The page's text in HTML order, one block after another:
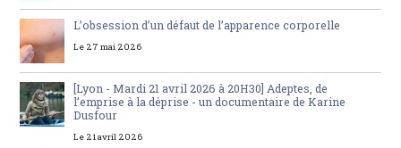
L’obsession d’un défaut de l’apparence corporelle
Le 27 mai 2026
[Lyon - Mardi 21 avril 2026 à 20H30] Adeptes, de
l’emprise à la déprise - un documentaire de Karine
Dusfour
Le 21 avril 2026